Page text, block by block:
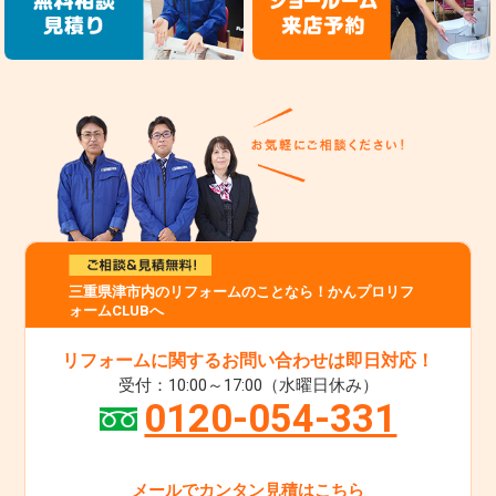
三重県津市内のリフォームのことなら！かんプロリフ
ォームCLUBへ
リフォームに関するお問い合わせは即日対応！
受付：10:00～17:00（水曜日休み）
0120-054-331
メールでカンタン見積はこちら